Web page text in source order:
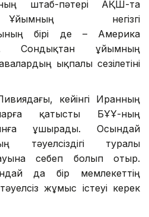
штаб-пәтері АҚШ-та
негізгі
бірі де – Америка
Сондықтан ұйымның
ықпалы сезілетіні
кейінгі Иранның
қатысты БҰҰ-ның
ұшырады. Осындай
тәуелсіздігі туралы
себеп болып отыр.
да бір мемлекеттің
жұмыс істеуі керек